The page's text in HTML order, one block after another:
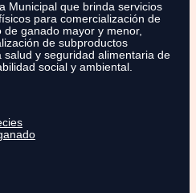
Municipal que brinda servicios
para comercialización de
ganado mayor y menor,
de subproductos
y seguridad alimentaria de
social y ambiental.